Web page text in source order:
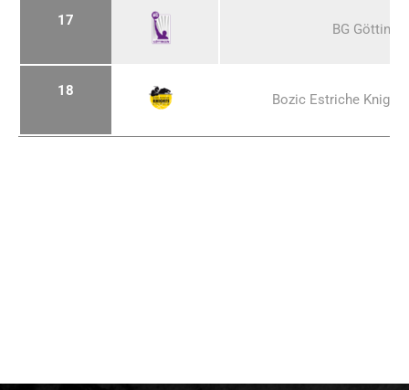
17
BG
18
Bozic Estriche